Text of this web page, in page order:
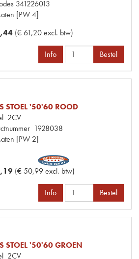
341226013
[PW 4]
(€ 61,20 excl. btw)
Info Bestel
STOEL '50'60 ROOD
2CV
1928038
[PW 2]
(€ 50,99 excl. btw)
Info Bestel
STOEL '50'60 GROEN
2CV